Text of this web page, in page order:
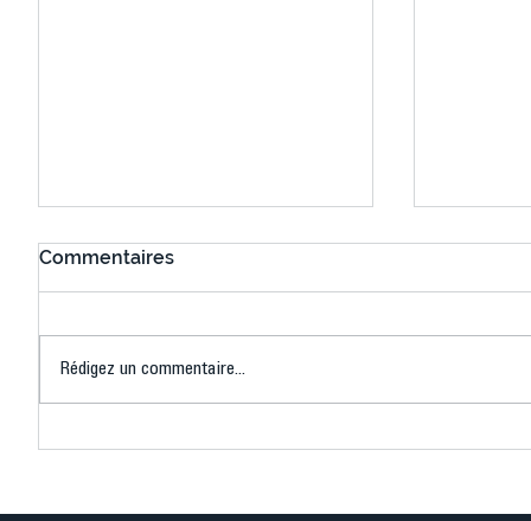
Ping ? Quand le tennis de
termine
Commentaires
Rédigez un commentaire...